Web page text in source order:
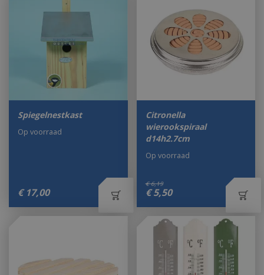
Spiegelnestkast
€ 17,00
Op voorraad
Citronella
wierookspiraal
d14h2.7cm
€ 6,19
€ 5,50
Op voorraad